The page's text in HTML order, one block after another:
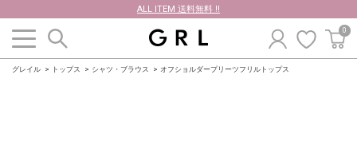
ALL ITEM 送料無料 !!
0
グレイル トップス シャツ・ブラウス オフショルダープリーツフリルトップス